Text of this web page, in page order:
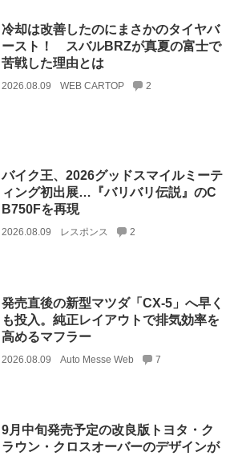
冷却は改善したのにまさかのタイヤバ
ースト！ スバルBRZが真夏の富士で
苦戦した理由とは
2026.08.09 WEB CARTOP 2
バイク王、2026グッドスマイルミーテ
ィング初出展…『バリバリ伝説』のC
B750Fを再現
2026.08.09 レスポンス 2
発売直後の新型マツダ「CX-5」へ早く
も投入。純正レイアウトで排気効率を
高めるマフラー
2026.08.09 Auto Messe Web 7
9月中旬発売予定の改良版トヨタ・ク
ラウン・クロスオーバーのデザインが